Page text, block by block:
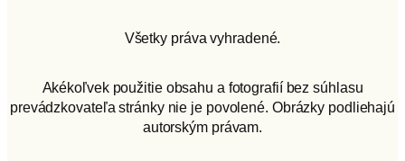
Všetky práva vyhradené.
Akékoľvek použitie obsahu a fotografií bez súhlasu
prevádzkovateľa stránky nie je povolené. Obrázky podliehajú
autorským právam.